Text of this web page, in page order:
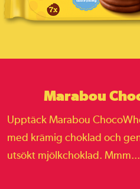
Marabou
Upptäck Marabou
med krämig choklad och
utsökt mjölkchoklad. Mmm...